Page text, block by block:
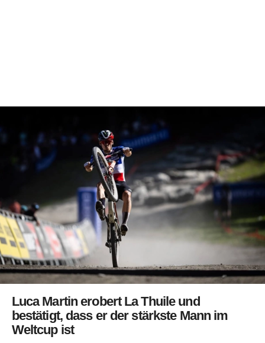
Luca Martin erobert La Thuile und
bestätigt, dass er der stärkste Mann im
Weltcup ist